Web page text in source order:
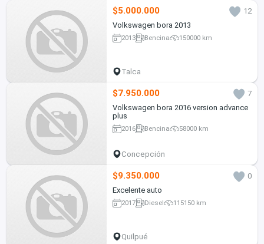
$5.000.000
12
Volkswagen bora 2013
2013 Bencina 150000 km
Talca
$7.950.000
7
Volkswagen bora 2016 version advance
plus
2016 Bencina 58000 km
Concepción
$9.350.000
0
Excelente auto
2017 Diesel 115150 km
Quilpué